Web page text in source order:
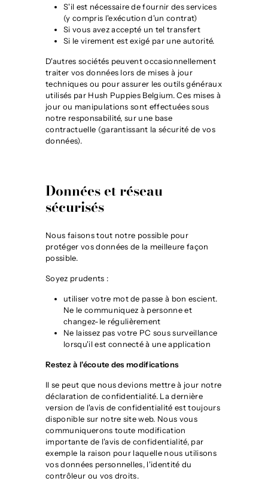
S'il est nécessaire de fournir des services
(y compris l'exécution d'un contrat)
Si vous avez accepté un tel transfert
Si le virement est exigé par une autorité.
D'autres sociétés peuvent occasionnellement
traiter vos données lors de mises à jour
techniques ou pour assurer les outils généraux
utilisés par Hush Puppies Belgium. Ces mises à
jour ou manipulations sont effectuées sous
notre responsabilité, sur une base
contractuelle (garantissant la sécurité de vos
données).
Données et réseau
sécurisés
Nous faisons tout notre possible pour
protéger vos données de la meilleure façon
possible.
Soyez prudents :
utiliser votre mot de passe à bon escient.
Ne le communiquez à personne et
changez-le régulièrement
Ne laissez pas votre PC sous surveillance
lorsqu'il est connecté à une application
Restez à l'écoute des modifications
Il se peut que nous devions mettre à jour notre
déclaration de confidentialité. La dernière
version de l'avis de confidentialité est toujours
disponible sur notre site web. Nous vous
communiquerons toute modification
importante de l'avis de confidentialité, par
exemple la raison pour laquelle nous utilisons
vos données personnelles, l'identité du
contrôleur ou vos droits.